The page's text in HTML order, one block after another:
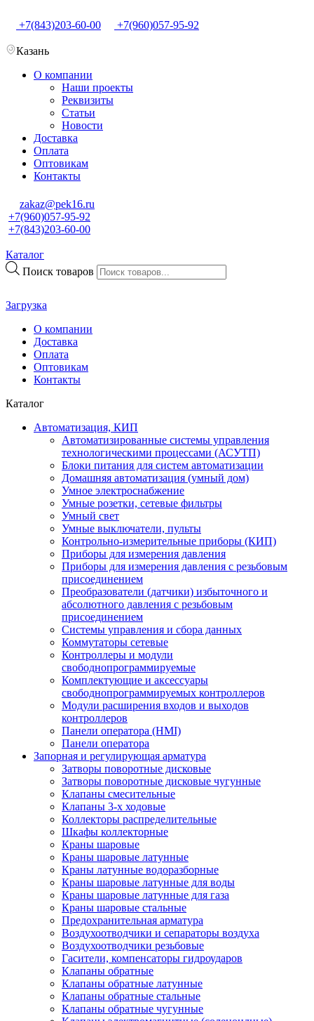
+7(843)203-60-00 +7(960)057-95-92
Казань
О компании
Наши проекты
Реквизиты
Статьи
Новости
Доставка
Оплата
Оптовикам
Контакты
zakaz@pek16.ru
+7(960)057-95-92
+7(843)203-60-00
Каталог
Поиск товаров
Загрузка
О компании
Доставка
Оплата
Оптовикам
Контакты
Каталог
Автоматизация, КИП
Автоматизированные системы управления
технологическими процессами (АСУТП)
Блоки питания для систем автоматизации
Домашняя автоматизация (умный дом)
Умное электроснабжение
Умные розетки, сетевые фильтры
Умный свет
Умные выключатели, пульты
Контрольно-измерительные приборы (КИП)
Приборы для измерения давления
Приборы для измерения давления с резьбовым
присоединением
Преобразователи (датчики) избыточного и
абсолютного давления с резьбовым
присоединением
Системы управления и сбора данных
Коммутаторы сетевые
Контроллеры и модули
свободнопрограммируемые
Комплектующие и аксессуары
свободнопрограммируемых контроллеров
Модули расширения входов и выходов
контроллеров
Панели оператора (HMI)
Панели оператора
Запорная и регулирующая арматура
Затворы поворотные дисковые
Затворы поворотные дисковые чугунные
Клапаны смесительные
Клапаны 3-х ходовые
Коллекторы распределительные
Шкафы коллекторные
Краны шаровые
Краны шаровые латунные
Краны латунные водоразборные
Краны шаровые латунные для воды
Краны шаровые латунные для газа
Краны шаровые стальные
Предохранительная арматура
Воздухоотводчики и сепараторы воздуха
Воздухоотводчики резьбовые
Гасители, компенсаторы гидроударов
Клапаны обратные
Клапаны обратные латунные
Клапаны обратные стальные
Клапаны обратные чугунные